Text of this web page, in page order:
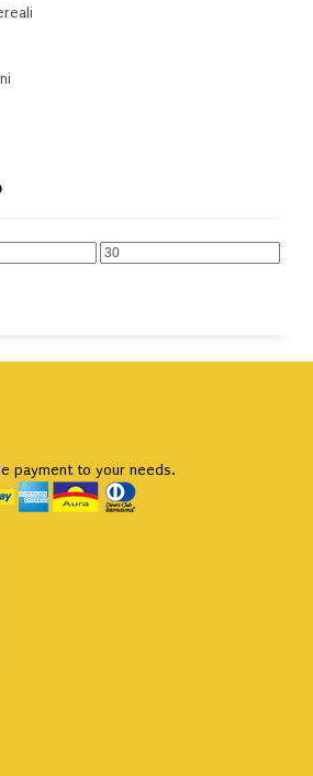
Prezzo
payment to your needs.